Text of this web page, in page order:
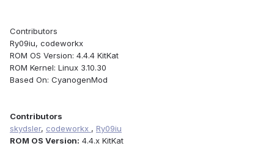
Contributors
Ry09iu, codeworkx
ROM OS Version: 4.4.4 KitKat
ROM Kernel: Linux 3.10.30
Based On: CyanogenMod
Contributors
skydsler, codeworkx , Ry09iu
ROM OS Version: 4.4.x KitKat